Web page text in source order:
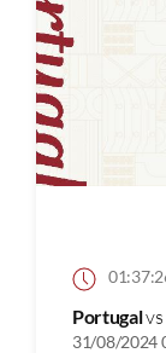
Portugalvs
31/08/2024